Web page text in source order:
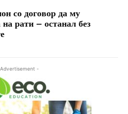
со договор да му
рати – останал без
-